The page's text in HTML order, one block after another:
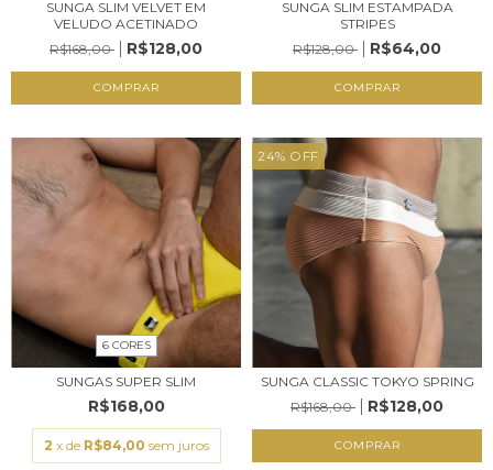
SUNGA SLIM VELVET EM
VELUDO ACETINADO
R$168,00
R$128,00
COMPRAR
SUNGA SLIM ESTAMPADA
STRIPES
R$128,00
R$64,00
COMPRAR
6 CORES
SUNGAS SUPER SLIM
R$168,00
2 x de R$84,00 sem juros
24% OFF
SUNGA CLASSIC TOKYO SPRING
R$168,00
R$128,00
COMPRAR